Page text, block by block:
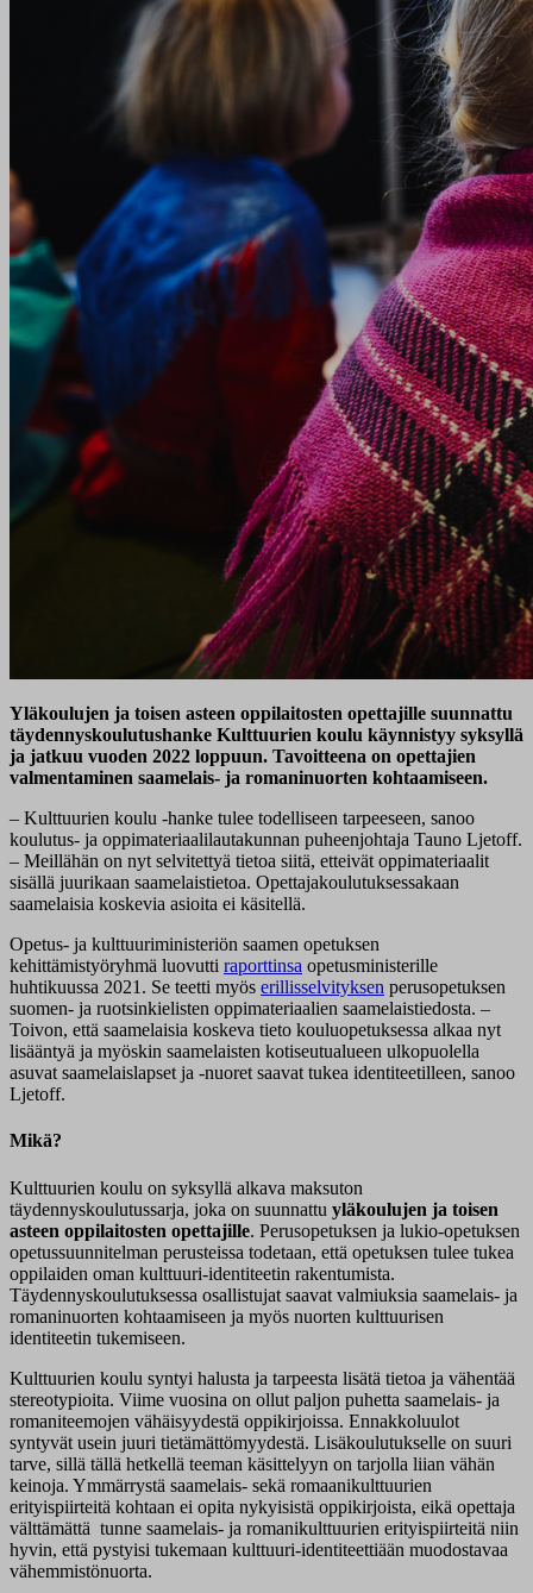
Yläkoulujen ja toisen asteen oppilaitosten opettajille suunnattu
täydennyskoulutushanke Kulttuurien koulu käynnistyy syksyllä
ja jatkuu vuoden 2022 loppuun. Tavoitteena on opettajien
valmentaminen saamelais- ja romaninuorten kohtaamiseen.
– Kulttuurien koulu -hanke tulee todelliseen tarpeeseen, sanoo
koulutus- ja oppimateriaalilautakunnan puheenjohtaja Tauno Ljetoff.
– Meillähän on nyt selvitettyä tietoa siitä, etteivät oppimateriaalit
sisällä juurikaan saamelaistietoa. Opettajakoulutuksessakaan
saamelaisia koskevia asioita ei käsitellä.
Opetus- ja kulttuuriministeriön saamen opetuksen
kehittämistyöryhmä luovutti raporttinsa opetusministerille
huhtikuussa 2021. Se teetti myös erillisselvityksen perusopetuksen
suomen- ja ruotsinkielisten oppimateriaalien saamelaistiedosta. –
Toivon, että saamelaisia koskeva tieto kouluopetuksessa alkaa nyt
lisääntyä ja myöskin saamelaisten kotiseutualueen ulkopuolella
asuvat saamelaislapset ja -nuoret saavat tukea identiteetilleen, sanoo
Ljetoff.
Mikä?
Kulttuurien koulu on syksyllä alkava maksuton
täydennyskoulutussarja, joka on suunnattu yläkoulujen ja toisen
asteen oppilaitosten opettajille. Perusopetuksen ja lukio-opetuksen
opetussuunnitelman perusteissa todetaan, että opetuksen tulee tukea
oppilaiden oman kulttuuri-identiteetin rakentumista.
Täydennyskoulutuksessa osallistujat saavat valmiuksia saamelais- ja
romaninuorten kohtaamiseen ja myös nuorten kulttuurisen
identiteetin tukemiseen.
Kulttuurien koulu syntyi halusta ja tarpeesta lisätä tietoa ja vähentää
stereotypioita. Viime vuosina on ollut paljon puhetta saamelais- ja
romaniteemojen vähäisyydestä oppikirjoissa. Ennakkoluulot
syntyvät usein juuri tietämättömyydestä. Lisäkoulutukselle on suuri
tarve, sillä tällä hetkellä teeman käsittelyyn on tarjolla liian vähän
keinoja. Ymmärrystä saamelais- sekä romaanikulttuurien
erityispiirteitä kohtaan ei opita nykyisistä oppikirjoista, eikä opettaja
välttämättä tunne saamelais- ja romanikulttuurien erityispiirteitä niin
hyvin, että pystyisi tukemaan kulttuuri-identiteettiään muodostavaa
vähemmistönuorta.